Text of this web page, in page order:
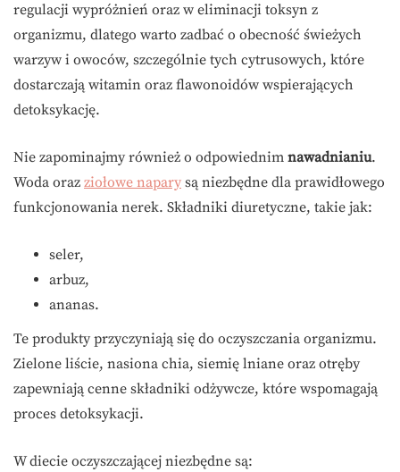
regulacji wypróżnień oraz w eliminacji toksyn z
organizmu, dlatego warto zadbać o obecność świeżych
warzyw i owoców, szczególnie tych cytrusowych, które
dostarczają witamin oraz flawonoidów wspierających
detoksykację.
Nie zapominajmy również o odpowiednim nawadnianiu.
Woda oraz ziołowe napary są niezbędne dla prawidłowego
funkcjonowania nerek. Składniki diuretyczne, takie jak:
seler,
arbuz,
ananas.
Te produkty przyczyniają się do oczyszczania organizmu.
Zielone liście, nasiona chia, siemię lniane oraz otręby
zapewniają cenne składniki odżywcze, które wspomagają
proces detoksykacji.
W diecie oczyszczającej niezbędne są: